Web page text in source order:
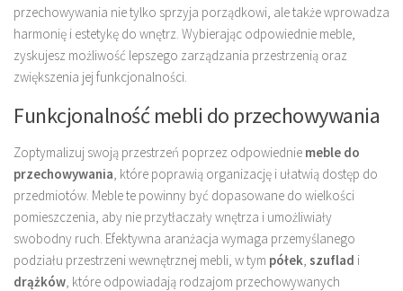
przechowywania nie tylko sprzyja porządkowi, ale także wprowadza
harmonię i estetykę do wnętrz. Wybierając odpowiednie meble,
zyskujesz możliwość lepszego zarządzania przestrzenią oraz
zwiększenia jej funkcjonalności.
Funkcjonalność mebli do przechowywania
Zoptymalizuj swoją przestrzeń poprzez odpowiednie meble do
przechowywania , które poprawią organizację i ułatwią dostęp do
przedmiotów. Meble te powinny być dopasowane do wielkości
pomieszczenia, aby nie przytłaczały wnętrza i umożliwiały
swobodny ruch. Efektywna aranżacja wymaga przemyślanego
podziału przestrzeni wewnętrznej mebli, w tym półek szuflad i
drążków , które odpowiadają rodzajom przechowywanych